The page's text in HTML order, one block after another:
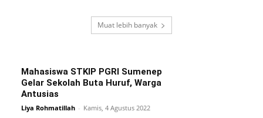
Muat lebih banyak
Mahasiswa STKIP PGRI Sumenep
Gelar Sekolah Buta Huruf, Warga
Antusias
Liya Rohmatillah - Kamis, 4 Agustus 2022